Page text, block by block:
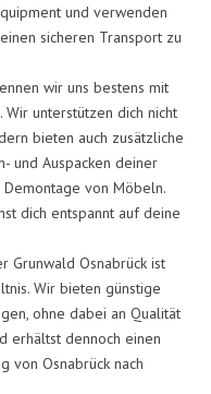
und verwenden
sicheren Transport zu
wir uns bestens mit
unterstützen dich nicht
bieten auch zusätzliche
und Auspacken deiner
von Möbeln.
dich entspannt auf deine
Grunwald Osnabrück ist
Wir bieten günstige
ohne dabei an Qualität
erhältst dennoch einen
von Osnabrück nach